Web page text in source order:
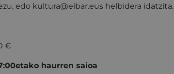
edo kultura@eibar.eus helbidera idatzita.
€
haurren saioa